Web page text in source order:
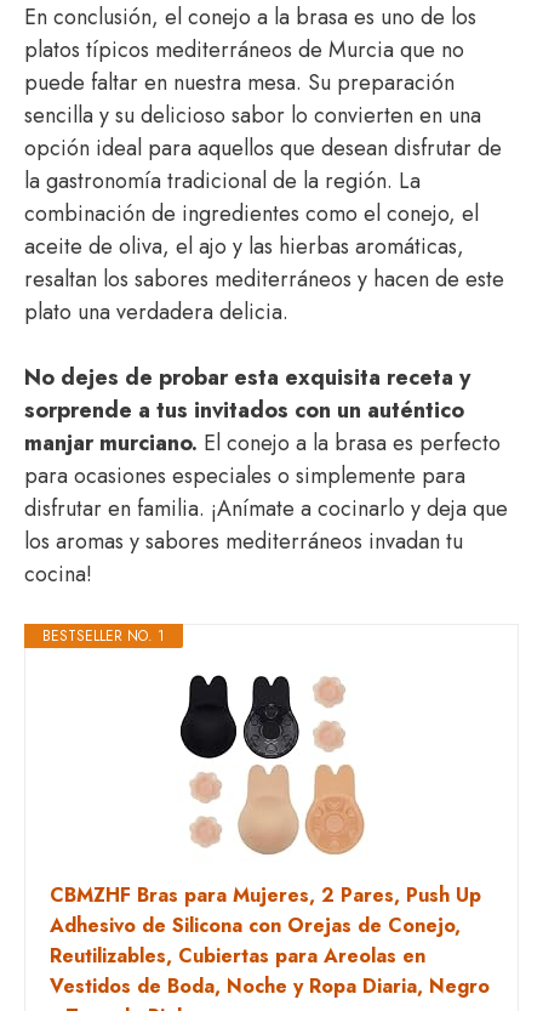
En conclusión, el conejo a la brasa es uno de los
platos típicos mediterráneos de Murcia que no
puede faltar en nuestra mesa. Su preparación
sencilla y su delicioso sabor lo convierten en una
opción ideal para aquellos que desean disfrutar de
la gastronomía tradicional de la región. La
combinación de ingredientes como el conejo, el
aceite de oliva, el ajo y las hierbas aromáticas,
resaltan los sabores mediterráneos y hacen de este
plato una verdadera delicia.
No dejes de probar esta exquisita receta y
sorprende a tus invitados con un auténtico
manjar murciano. El conejo a la brasa es perfecto
para ocasiones especiales o simplemente para
disfrutar en familia. ¡Anímate a cocinarlo y deja que
los aromas y sabores mediterráneos invadan tu
cocina!
BESTSELLER NO. 1
CBMZHF Bras para Mujeres, 2 Pares, Push Up
Adhesivo de Silicona con Orejas de Conejo,
Reutilizables, Cubiertas para Areolas en
Vestidos de Boda, Noche y Ropa Diaria, Negro